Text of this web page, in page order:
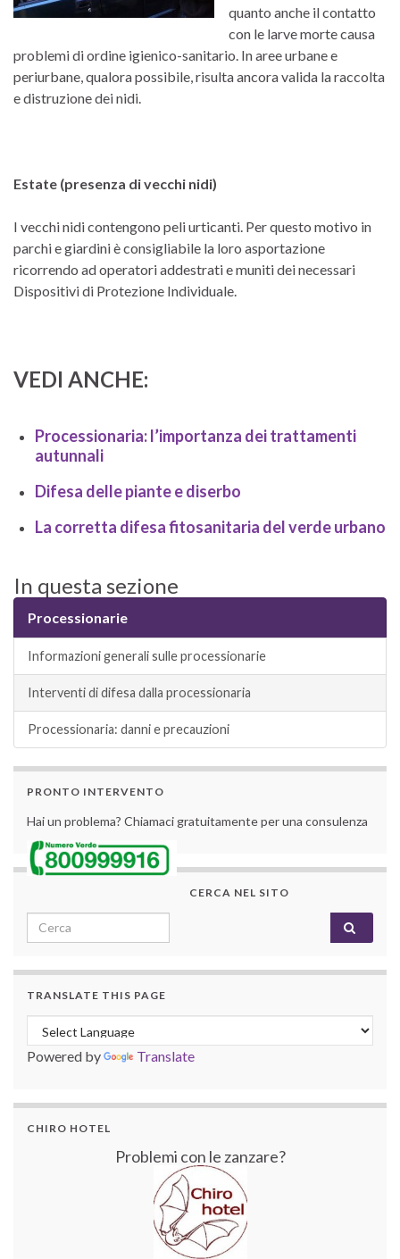
quanto anche il contatto
con le larve morte causa
problemi di ordine igienico-sanitario. In aree urbane e
periurbane, qualora possibile, risulta ancora valida la raccolta
e distruzione dei nidi.
Estate (presenza di vecchi nidi)
I vecchi nidi contengono peli urticanti. Per questo motivo in
parchi e giardini è consigliabile la loro asportazione
ricorrendo ad operatori addestrati e muniti dei necessari
Dispositivi di Protezione Individuale.
VEDI ANCHE:
Processionaria: l’importanza dei trattamenti
autunnali
Difesa delle piante e diserbo
La corretta difesa fitosanitaria del verde urbano
In questa sezione
Processionarie
Informazioni generali sulle processionarie
Interventi di difesa dalla processionaria
Processionaria: danni e precauzioni
PRONTO INTERVENTO
Hai un problema? Chiamaci gratuitamente per una consulenza
CERCA NEL SITO
Search for:
TRANSLATE THIS PAGE
Powered by Translate
CHIRO HOTEL
Problemi con le zanzare?